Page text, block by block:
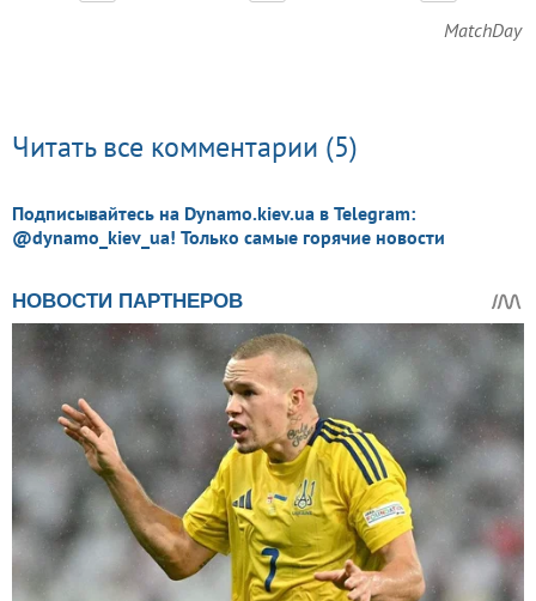
MatchDay
Читать все комментарии (5)
Подписывайтесь на Dynamo.kiev.ua в Telegram:
@dynamo_kiev_ua! Только самые горячие новости